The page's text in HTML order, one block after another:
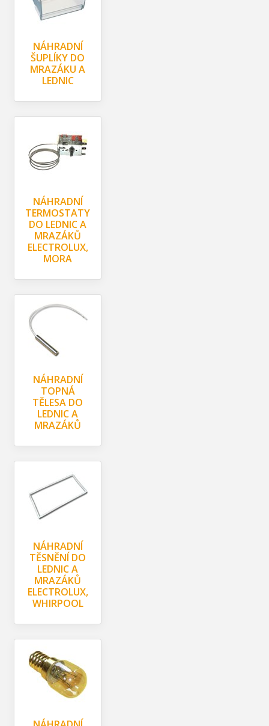
NÁHRADNÍ
ŠUPLÍKY DO
MRAZÁKU A
LEDNIC
NÁHRADNÍ
TERMOSTATY
DO LEDNIC A
MRAZÁKŮ
ELECTROLUX,
MORA
NÁHRADNÍ
TOPNÁ
TĚLESA DO
LEDNIC A
MRAZÁKŮ
NÁHRADNÍ
TĚSNĚNÍ DO
LEDNIC A
MRAZÁKŮ
ELECTROLUX,
WHIRPOOL